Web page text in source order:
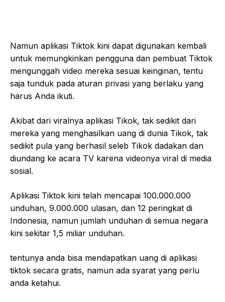
Namun aplikasi Tiktok kini dapat digunakan kembali
untuk memungkinkan pengguna dan pembuat Tiktok
mengunggah video mereka sesuai keinginan, tentu
saja tunduk pada aturan privasi yang berlaku yang
harus Anda ikuti.
Akibat dari viralnya aplikasi Tikok, tak sedikit dari
mereka yang menghasilkan uang di dunia Tikok, tak
sedikit pula yang berhasil seleb Tikok dadakan dan
diundang ke acara TV karena videonya viral di media
sosial.
Aplikasi Tiktok kini telah mencapai 100.000.000
unduhan, 9.000.000 ulasan, dan 12 peringkat di
Indonesia, namun jumlah unduhan di semua negara
kini sekitar 1,5 miliar unduhan.
tentunya anda bisa mendapatkan uang di aplikasi
tiktok secara gratis, namun ada syarat yang perlu
anda ketahui.